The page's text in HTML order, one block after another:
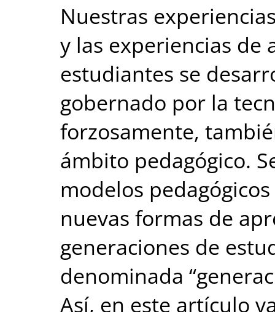
Nuestras
y las experiencias de
estudiantes se
gobernado por la
forzosamente,
ámbito pedagógico.
modelos
nuevas formas de
generaciones de
denominada
Así, en este artículo